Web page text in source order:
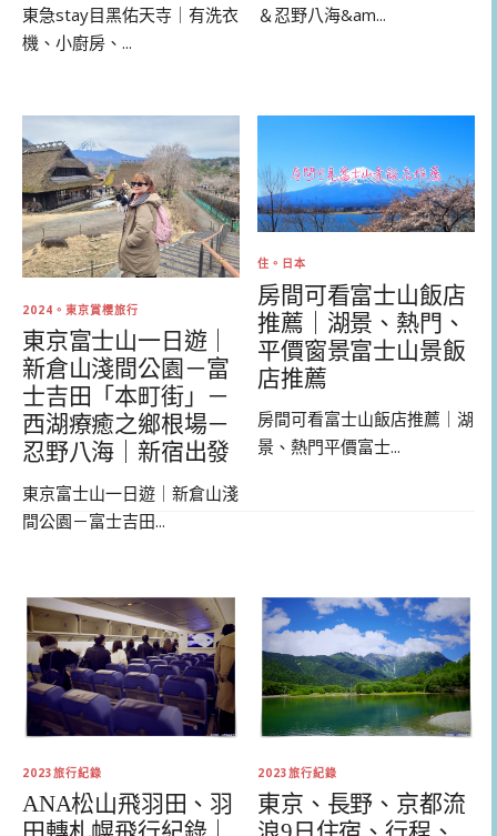
東急stay目黑佑天寺｜有洗衣
機、小廚房、...
＆忍野八海&am...
2024。東京賞櫻旅行
東京富士山一日遊｜
新倉山淺間公園－富
士吉田「本町街」－
西湖療癒之鄉根場－
忍野八海｜新宿出發
東京富士山一日遊｜新倉山淺
間公園－富士吉田...
住。日本
房間可看富士山飯店
推薦｜湖景、熱門、
平價窗景富士山景飯
店推薦
房間可看富士山飯店推薦｜湖
景、熱門平價富士...
2023旅行紀錄
ANA松山飛羽田、羽
2023旅行紀錄
東京、長野、京都流